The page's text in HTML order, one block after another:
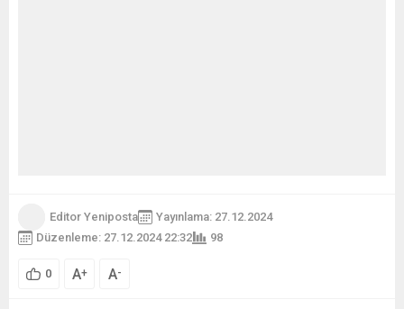
Editor Yeniposta
Yayınlama: 27.12.2024
Düzenleme: 27.12.2024 22:32
98
0 A+ A-